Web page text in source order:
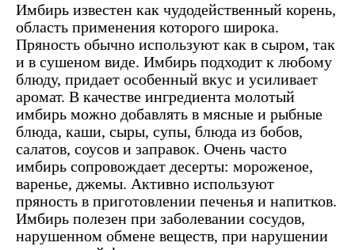
Имбирь известен как чудодейственный корень,
область применения которого широка.
Пряность обычно используют как в сыром, так
и в сушеном виде. Имбирь подходит к любому
блюду, придает особенный вкус и усиливает
аромат. В качестве ингредиента молотый
имбирь можно добавлять в мясные и рыбные
блюда, каши, сыры, супы, блюда из бобов,
салатов, соусов и заправок. Очень часто
имбирь сопровождает десерты: мороженое,
варенье, джемы. Активно используют
пряность в приготовлении печенья и напитков.
Имбирь полезен при заболевании сосудов,
нарушенном обмене веществ, при нарушении